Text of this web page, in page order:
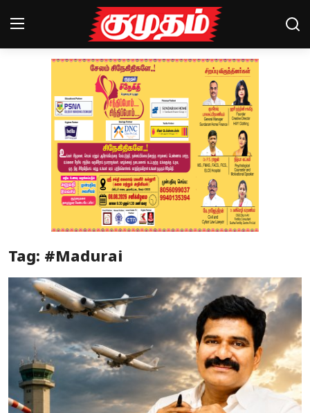
Magazines
Special Story
Business
Crime
Tamilnadu
Tag: #Madurai